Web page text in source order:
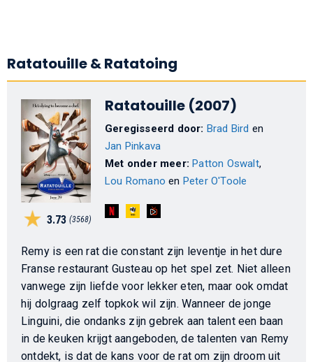
Ratatouille & Ratatoing
3.73 (3568)
Ratatouille (2007)
Geregisseerd door: Brad Bird en
Jan Pinkava
Met onder meer:Patton Oswalt,
Lou Romano en Peter O'Toole
Remy is een rat die constant zijn leventje in het dure
Franse restaurant Gusteau op het spel zet. Niet alleen
vanwege zijn liefde voor lekker eten, maar ook omdat
hij dolgraag zelf topkok wil zijn. Wanneer de jonge
Linguini, die ondanks zijn gebrek aan talent een baan
in de keuken krijgt aangeboden, de talenten van Remy
ontdekt, is dat de kans voor de rat om zijn droom uit